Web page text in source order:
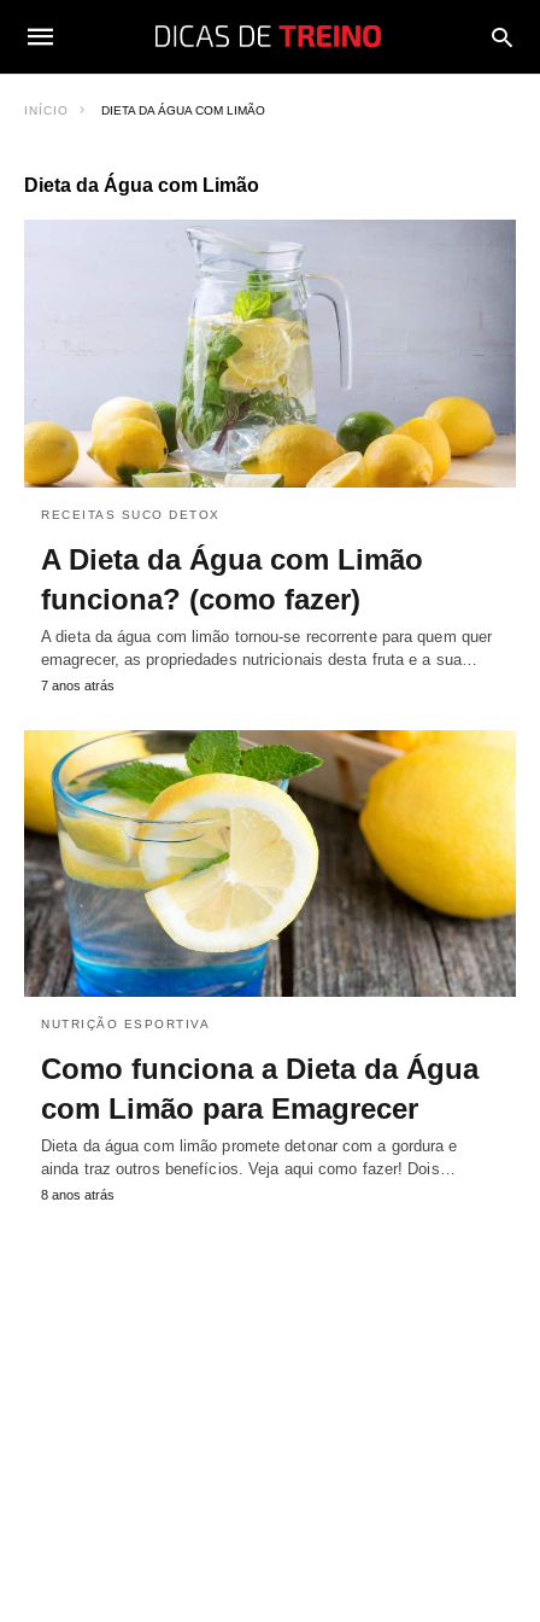
INÍCIO DIETA DA ÁGUA COM LIMÃO
Dieta da Água com Limão
RECEITAS SUCO DETOX
A Dieta da Água com Limão
funciona? (como fazer)
A dieta da água com limão tornou-se recorrente para quem quer
emagrecer, as propriedades nutricionais desta fruta e a sua…
7 anos atrás
NUTRIÇÃO ESPORTIVA
Como funciona a Dieta da Água
com Limão para Emagrecer
Dieta da água com limão promete detonar com a gordura e
ainda traz outros benefícios. Veja aqui como fazer! Dois…
8 anos atrás